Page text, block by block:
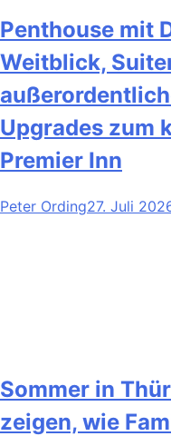
Penthouse mit
Weitblick,
Upgrades zum
Premier Inn
Peter Ording27. Juli
Sommer in
zeigen, wie